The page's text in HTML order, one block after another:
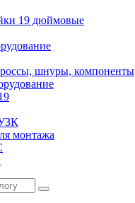
19 дюймовые
шнуры, компоненты
монтажа